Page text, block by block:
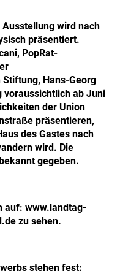
wird nach
präsentiert.
PopRat-
Hans-Georg
voraussichtlich ab Juni
der Union
präsentieren,
des Gastes nach
wird. Die
gegeben.
auf: www.landtag-
zu sehen.
stehen fest: